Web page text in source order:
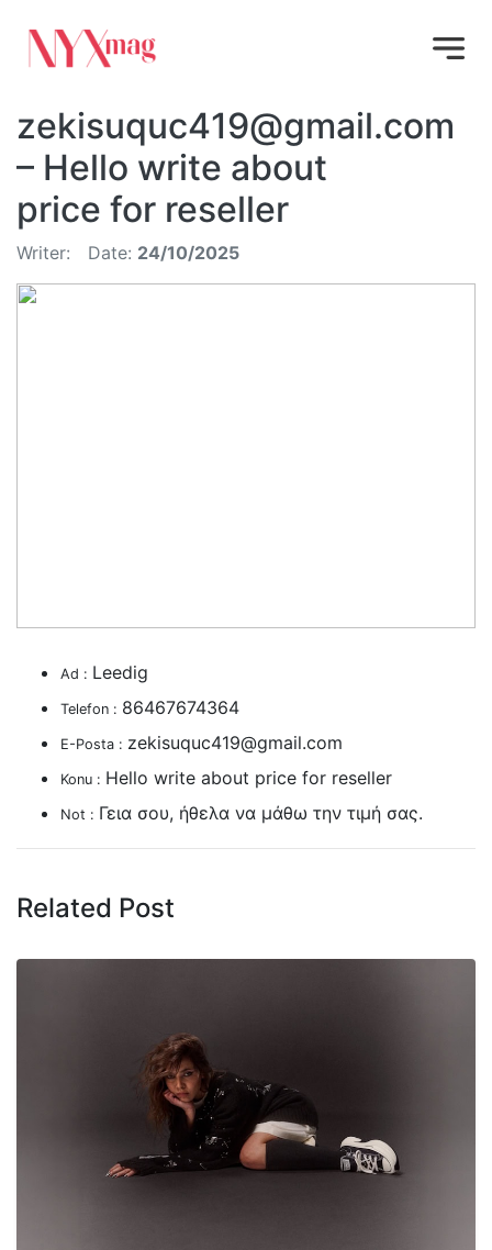
zekisuquc419@gmail.com
– Hello write about
price for reseller
Writer: Date: 24/10/2025
Ad : Leedig
Telefon : 86467674364
E-Posta : zekisuquc419@gmail.com
Konu : Hello write about price for reseller
Not : Γεια σου, ήθελα να μάθω την τιμή σας.
Related Post